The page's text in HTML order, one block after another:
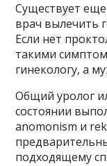
Существует
врач вылечить
Если нет
такими
гинекологу, а
Общий уролог
состоянии
anomonism и
подходящему